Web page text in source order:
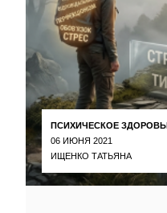
ПСИХИЧЕСКОЕ
06 ИЮНЯ 2021
ИЩЕНКО ТАТЬЯНА